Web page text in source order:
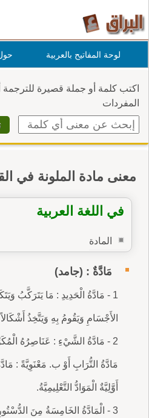
لوحة المفاتيح بالعربية
اكتب كلمة أو جملة قصيرة
المفردات
معنى مادة الملونة في
في اللغة العربية
المادة
مَادَّةٌ : (جامد)
1 - مَادَّةُ الْحَدِيدِ : مَا يَتَرَكَّبُ
الأَجْسَامِ وَيَقُومُ بِهِ وَيَتَّخِذُ
2 - مَادَّةُ الشَّيْءِ : عَنَاصِرُهُ
مَادَّةُ التُّرَابِ أَوْ ب. مَعْنَوِيَّةً :
أَوَّلِيَّةٌ الْمَوَادُّ التَّعْلِيمِيَّةُ.
3 - الْمَادَّةُ الخَامِسَةُ مِنَ الدُّسْتُورِ (قا) : أَيِ الفِقْرَةُ...